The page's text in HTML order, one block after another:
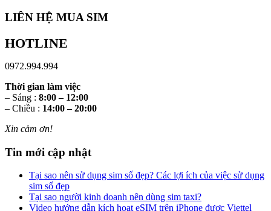
LIÊN HỆ MUA SIM
HOTLINE
0972.994.994
Thời gian làm việc
– Sáng : 8:00 – 12:00
– Chiều : 14:00 – 20:00
Xin cảm ơn!
Tin mới cập nhật
Tại sao nên sử dụng sim số đẹp? Các lợi ích của việc sử dụng
sim số đẹp
Tại sao người kinh doanh nên dùng sim taxi?
Video hướng dẫn kích hoạt eSIM trên iPhone được Viettel